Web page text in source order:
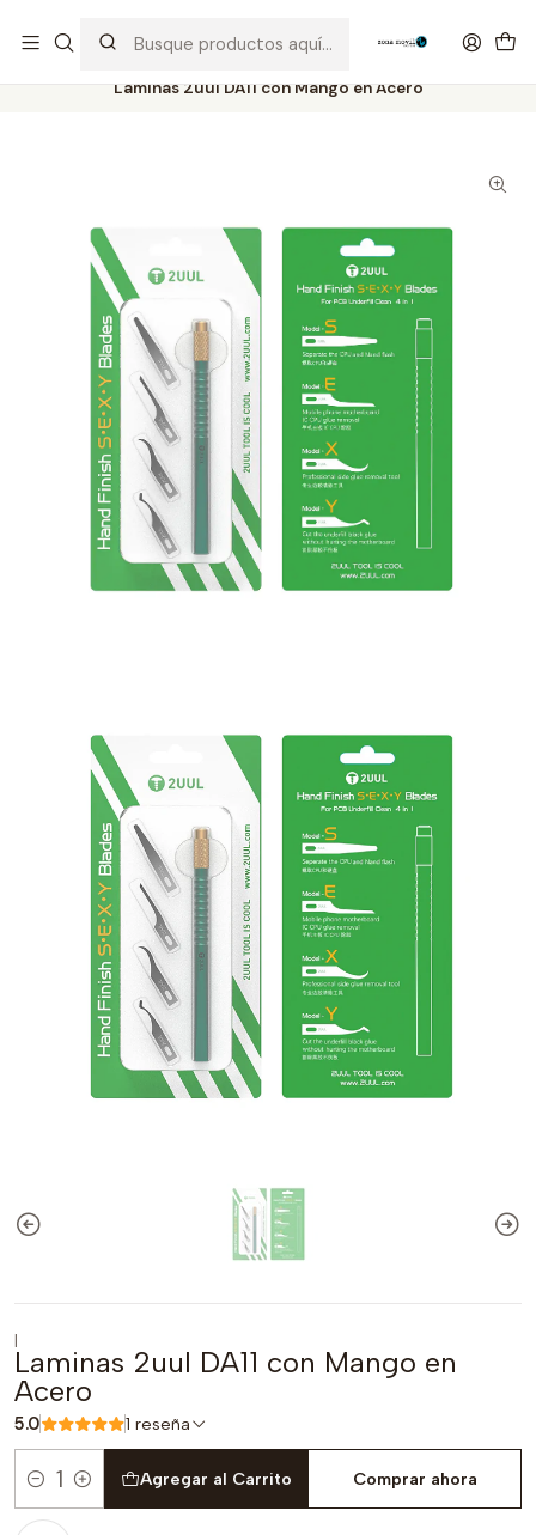
Laminas 2uul DA11 con Mango en Acero
|
Laminas 2uul DA11 con Mango en
Acero
5.0 1 reseña
Cantidad
Agregar al Carrito Comprar ahora